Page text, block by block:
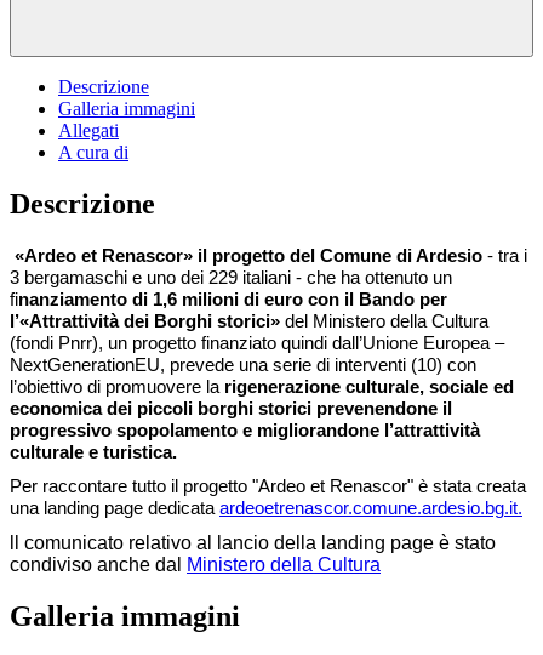
Descrizione
Galleria immagini
Allegati
A cura di
Descrizione
«Ardeo et Renascor» il progetto del Comune di Ardesio - tra i
3 bergamaschi e uno dei 229 italiani - che ha ottenuto un
finanziamento di 1,6 milioni di euro con il Bando per
l’«Attrattività dei Borghi storici» del Ministero della Cultura
(fondi Pnrr), un progetto finanziato quindi dall’Unione Europea –
NextGenerationEU, prevede una serie di interventi (10) con
l’obiettivo di promuovere la rigenerazione culturale, sociale ed
economica dei piccoli borghi storici prevenendone il
progressivo spopolamento e migliorandone l’attrattività
culturale e turistica.
Per raccontare tutto il progetto "Ardeo et Renascor" è stata creata
una landing page dedicataardeoetrenascor.comune.ardesio.bg.it.
ll comunicato relativo al lancio della landing page è stato
condiviso anche dal
Ministero della Cultura
Galleria immagini